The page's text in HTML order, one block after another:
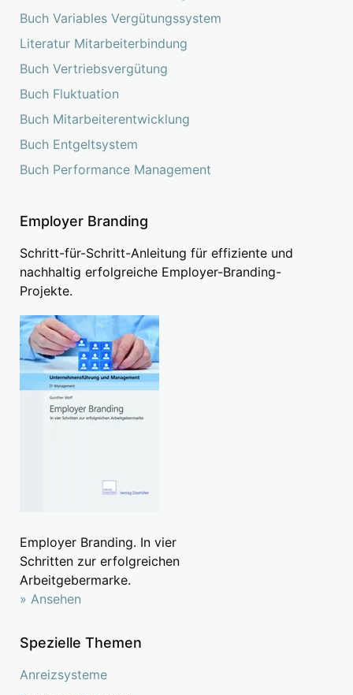
Buch Variables Vergütungssystem
Literatur Mitarbeiterbindung
Buch Vertriebsvergütung
Buch Fluktuation
Buch Mitarbeiterentwicklung
Buch Entgeltsystem
Buch Performance Management
Employer Branding
Schritt-für-Schritt-Anleitung für effiziente und
nachhaltig erfolgreiche Employer-Branding-
Projekte.
Employer Branding. In vier
Schritten zur erfolgreichen
Arbeitgebermarke.
» Ansehen
Spezielle Themen
Anreizsysteme